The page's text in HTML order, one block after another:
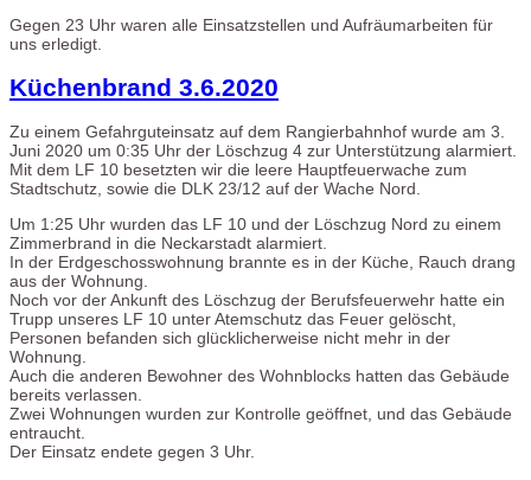
Gegen 23 Uhr waren alle Einsatzstellen und Aufräumarbeiten für
uns erledigt.
Küchenbrand 3.6.2020
Zu einem Gefahrguteinsatz auf dem Rangierbahnhof wurde am 3.
Juni 2020 um 0:35 Uhr der Löschzug 4 zur Unterstützung alarmiert.
Mit dem LF 10 besetzten wir die leere Hauptfeuerwache zum
Stadtschutz, sowie die DLK 23/12 auf der Wache Nord.
Um 1:25 Uhr wurden das LF 10 und der Löschzug Nord zu einem
Zimmerbrand in die Neckarstadt alarmiert.
In der Erdgeschosswohnung brannte es in der Küche, Rauch drang
aus der Wohnung.
Noch vor der Ankunft des Löschzug der Berufsfeuerwehr hatte ein
Trupp unseres LF 10 unter Atemschutz das Feuer gelöscht,
Personen befanden sich glücklicherweise nicht mehr in der
Wohnung.
Auch die anderen Bewohner des Wohnblocks hatten das Gebäude
bereits verlassen.
Zwei Wohnungen wurden zur Kontrolle geöffnet, und das Gebäude
entraucht.
Der Einsatz endete gegen 3 Uhr.